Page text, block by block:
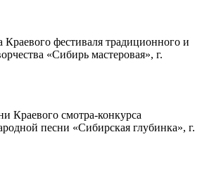
Краевого фестиваля традиционного и
«Сибирь мастеровая», г.
Краевого смотра-конкурса
песни «Сибирская глубинка», г.